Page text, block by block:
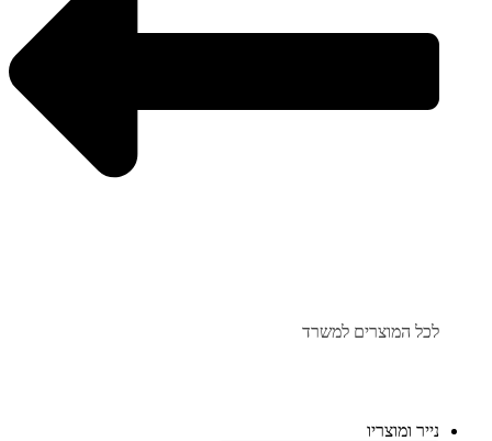
לכל המוצרים למשרד
נייר ומוצריו